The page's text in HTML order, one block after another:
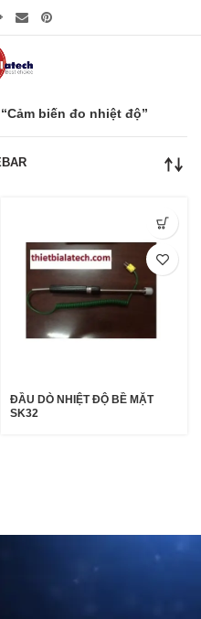
biến đo nhiệt độ”
ĐẦU DÒ NHIỆT ĐỘ BỀ MẶT
SK32